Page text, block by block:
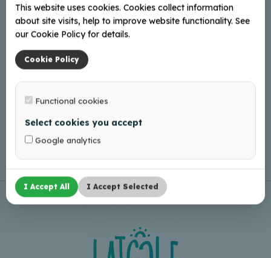
This website uses cookies. Cookies collect information
about site visits, help to improve website functionality. See
our Cookie Policy for details.
Cookie Policy
Functional cookies
Select cookies you accept
Google analytics
I Accept All I Accept Selected